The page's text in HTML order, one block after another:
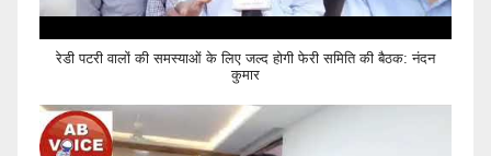
रेडी पटरी वालों की समस्याओं के लिए जल्द होगी फेरी समिति की बैठक: नंदन
कुमार